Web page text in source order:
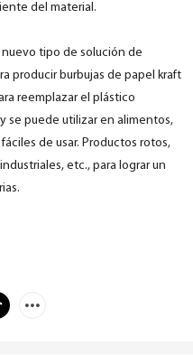
del material.
tipo de solución de
producir burbujas de papel kraft
reemplazar el plástico
se puede utilizar en alimentos,
de usar. Productos rotos,
etc., para lograr un